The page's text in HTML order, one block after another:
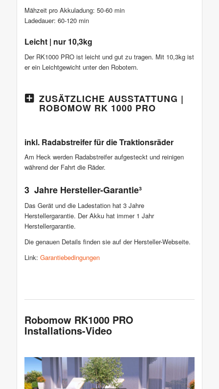
Mähzeit pro Akkuladung: 50-60 min
Ladedauer: 60-120 min
Leicht | nur 10,3kg
Der RK1000 PRO ist leicht und gut zu tragen. Mit 10,3kg ist
er ein Leichtgewicht unter den Robotern.
ZUSÄTZLICHE AUSSTATTUNG |
ROBOMOW RK 1000 PRO
inkl. Radabstreifer für die Traktionsräder
Am Heck werden Radabstreifer aufgesteckt und reinigen
während der Fahrt die Räder.
3 Jahre Hersteller-Garantie³
Das Gerät und die Ladestation hat 3 Jahre
Herstellergarantie. Der Akku hat immer 1 Jahr
Herstellergarantie.
Die genauen Details finden sie auf der Hersteller-Webseite.
Link: Garantiebedingungen
Robomow RK1000 PRO
Installations-Video